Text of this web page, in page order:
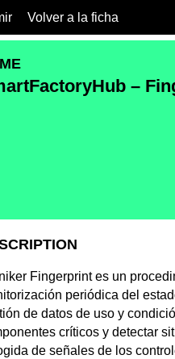
Volver a la ficha
–
Fingerprint es un
periódica del
de datos de uso y
críticos y detectar
de señales de los